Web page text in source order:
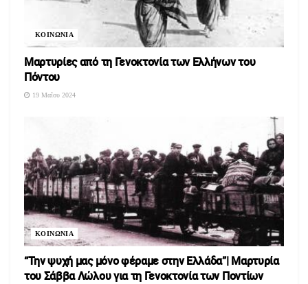
ΚΟΙΝΩΝΙΑ
Μαρτυρίες από τη Γενοκτονία των Ελλήνων του
Πόντου
19 Μαΐου 2024
ΚΟΙΝΩΝΙΑ
“Την ψυχή μας μόνο φέραμε στην Ελλάδα”| Μαρτυρία
του Σάββα Λώλου για τη Γενοκτονία των Ποντίων